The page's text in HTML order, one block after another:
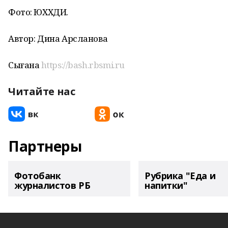
Фото: ЮХХДИ.
Автор: Дина Арсланова
Сығанаҡhttps://bash.rbsmi.ru
Читайте нас
Партнеры
Фотобанк
журналистов РБ
Рубрика "Еда и
напитки"